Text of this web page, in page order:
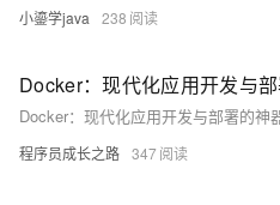
小鎏学java 238
Docker：现代化应用开发与
Docker：现代化应用开发与部署的神
程序员成长之路 347